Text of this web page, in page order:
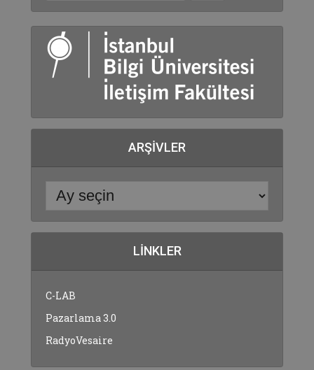
ARŞIVLER
LINKLER
C-LAB
Pazarlama 3.0
RadyoVesaire